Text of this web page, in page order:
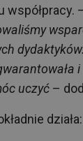
współpracy.
uczyć –
działa: